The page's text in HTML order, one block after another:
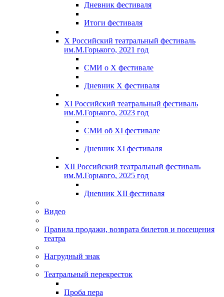
Дневник фестиваля
Итоги фестиваля
X Российский театральный фестиваль
им.М.Горького, 2021 год
СМИ о X фестивале
Дневник X фестиваля
XI Российский театральный фестиваль
им.М.Горького, 2023 год
СМИ об XI фестивале
Дневник XI фестиваля
XII Российский театральный фестиваль
им.М.Горького, 2025 год
Дневник XII фестиваля
Видео
Правила продажи, возврата билетов и посещения
театра
Нагрудный знак
Театральный перекресток
Проба пера